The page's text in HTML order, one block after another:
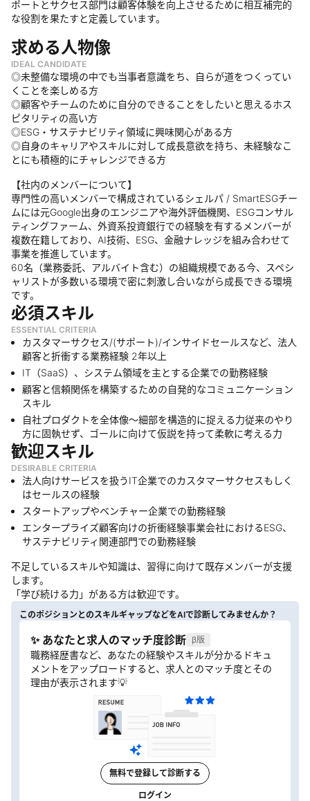
ポートとサクセス部門は顧客体験を向上させるために相互補完的
な役割を果たすと定義しています。
求める人物像
IDEAL CANDIDATE
◎未整備な環境の中でも当事者意識をち、自らが道をつくってい
くことを楽しめる方
◎顧客やチームのために自分のできることをしたいと思えるホス
ピタリティの高い方
◎ESG・サステナビリティ領域に興味関心がある方
◎自身のキャリアやスキルに対して成長意欲を持ち、未経験なこ
とにも積極的にチャレンジできる方
【社内のメンバーについて】
専門性の高いメンバーで構成されているシェルパ / SmartESGチー
ムには元Google出身のエンジニアや海外評価機関、ESGコンサル
ティングファーム、外資系投資銀行での経験を有するメンバーが
複数在籍しており、AI技術、ESG、金融ナレッジを組み合わせて
事業を推進しています。
60名（業務委託、アルバイト含む）の組織規模である今、スペシ
ャリストが多数いる環境で密に刺激し合いながら成長できる環境
です。
必須スキル
ESSENTIAL CRITERIA
カスタマーサクセス/(サポート)/インサイドセールスなど、法人
顧客と折衝する業務経験 2年以上
IT（SaaS）、システム領域を主とする企業での勤務経験
顧客と信頼関係を構築するための自発的なコミュニケーション
スキル
自社プロダクトを全体像～細部を構造的に捉える力従来のやり
方に固執せず、ゴールに向けて仮説を持って柔軟に考える力
歓迎スキル
DESIRABLE CRITERIA
法人向けサービスを扱うIT企業でのカスタマーサクセスもしく
はセールスの経験
スタートアップやベンチャー企業での勤務経験
エンタープライズ顧客向けの折衝経験事業会社におけるESG、
サステナビリティ関連部門での勤務経験
不足しているスキルや知識は、習得に向けて既存メンバーが支援
します。
「学び続ける力」がある方は歓迎です。
このポジションとのスキルギャップなどをAIで診断してみませんか？
✨ あなたと求人のマッチ度診断 β版
職務経歴書など、あなたの経験やスキルが分かるドキュ
メントをアップロードすると、求人とのマッチ度とその
理由が表示されます💡
無料で登録して診断する
ログイン